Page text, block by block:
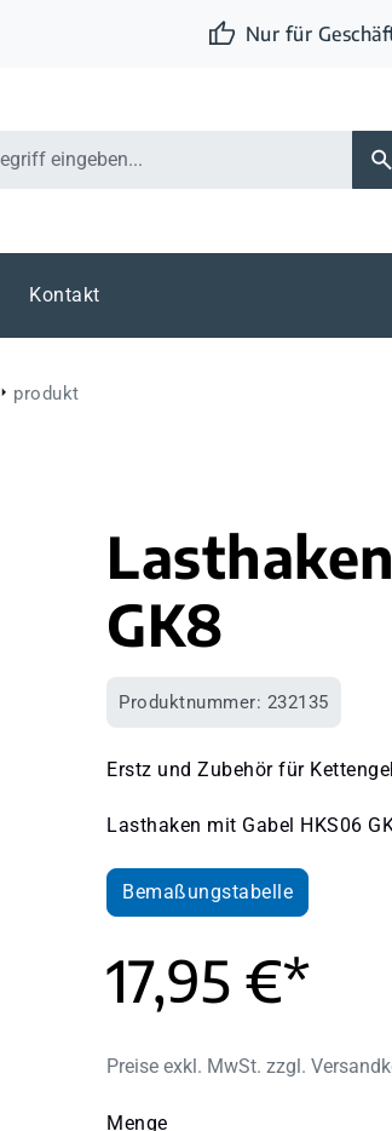
Nur für
Kontakt
produkt
GK8
Produktnummer: 232135
Erstz und Zubehör für
Lasthaken mit Gabel HKS06
Bemaßungstabelle
17,95 €*
Preise exkl. MwSt. zzgl.